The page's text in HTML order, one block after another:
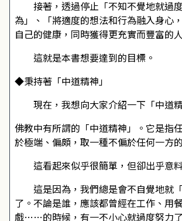
接著，透過停止「不知不覺地就過
為」、「將適度的想法和行為融入身心
自己的健康，同時獲得更充實而豐富的
這就是本書想要達到的目標。
◆秉持著「中道精神」
現在，我想向大家介紹一下「中道精
佛教中有所謂的「中道精神」。它是指
於極端、偏頗，取一種不偏於任何一方
這看起來似乎很簡單，但卻出乎意料
這是因為，我們總是會不自覺地就「
了。不論是誰，應該都曾經在工作、用
戲……的時候，有一不小心就過度努力